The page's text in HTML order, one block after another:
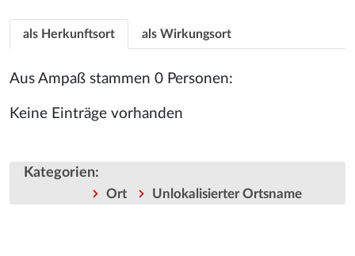
als Herkunftsort als Wirkungsort
Aus Ampaß stammen 0 Personen:
Keine Einträge vorhanden
Kategorien:
Ort Unlokalisierter Ortsname